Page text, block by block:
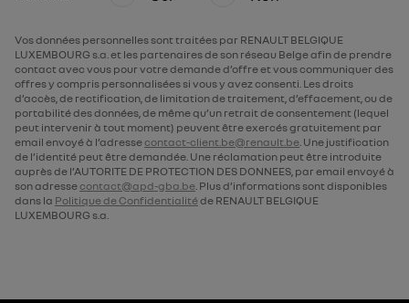
Vos données personnelles sont traitées par RENAULT BELGIQUE
LUXEMBOURG s.a. et les partenaires de son réseau Belge afin de prendre
contact avec vous pour votre demande d’offre et vous communiquer des
offres y compris personnalisées si vous y avez consenti. Les droits
d’accès, de rectification, de limitation de traitement, d’effacement, ou de
portabilité des données, de même qu’un retrait de consentement (lequel
peut intervenir à tout moment) peuvent être exercés gratuitement par
email envoyé à l’adresse contact-client.be@renault.be. Une justification
de l’identité peut être demandée. Une réclamation peut être introduite
auprès de l’AUTORITE DE PROTECTION DES DONNEES, par email envoyé à
son adresse contact@apd-gba.be. Plus d’informations sont disponibles
dans la Politique de Confidentialitéde RENAULT BELGIQUE
LUXEMBOURG s.a.